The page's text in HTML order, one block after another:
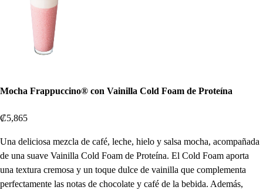
Mocha Frappuccino® con Vainilla Cold Foam de Proteína
₡5,865
Una deliciosa mezcla de café, leche, hielo y salsa mocha, acompañada
de una suave Vainilla Cold Foam de Proteína. El Cold Foam aporta
una textura cremosa y un toque dulce de vainilla que complementa
perfectamente las notas de chocolate y café de la bebida. Además,